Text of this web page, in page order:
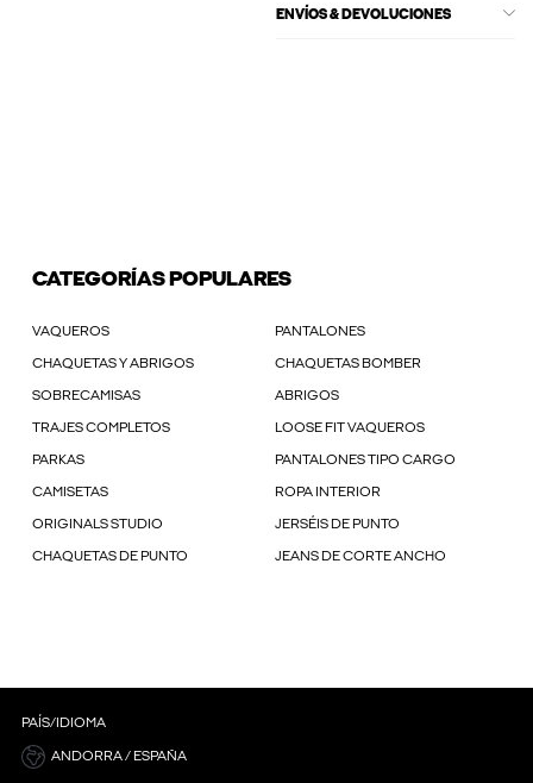
ENVÍOS & DEVOLUCIONES
CATEGORÍAS POPULARES
VAQUEROS PANTALONES
CHAQUETAS Y ABRIGOS CHAQUETAS BOMBER
SOBRECAMISAS ABRIGOS
TRAJES COMPLETOS LOOSE FIT VAQUEROS
PARKAS PANTALONES TIPO CARGO
CAMISETAS ROPA INTERIOR
ORIGINALS STUDIO JERSÉIS DE PUNTO
CHAQUETAS DE PUNTO JEANS DE CORTE ANCHO
PAÍS/IDIOMA
ANDORRA / ESPAÑA